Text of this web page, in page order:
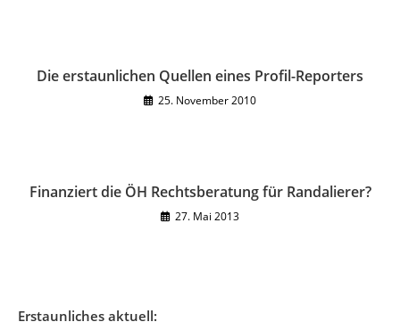
Die erstaunlichen Quellen eines Profil-Reporters
25. November 2010
Finanziert die ÖH Rechtsberatung für Randalierer?
27. Mai 2013
Erstaunliches aktuell: